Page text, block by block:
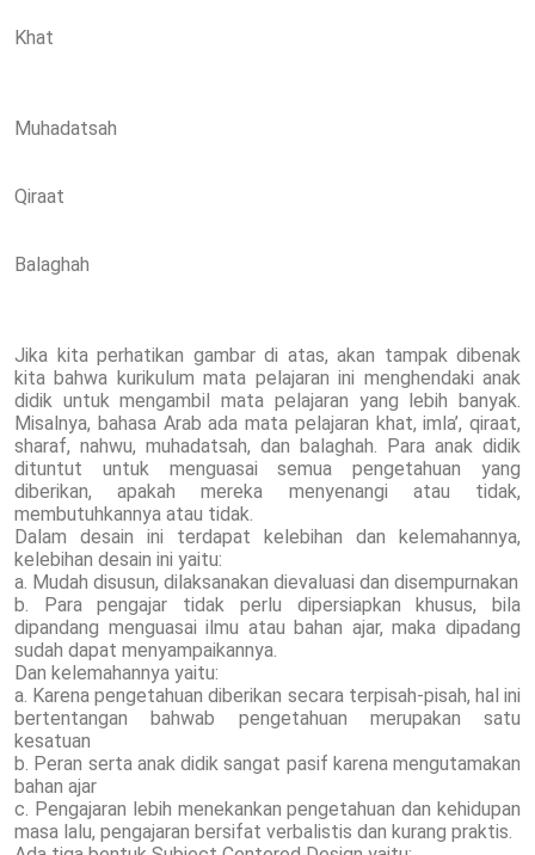
Khat
Muhadatsah
Qiraat
Balaghah
Jika kita perhatikan gambar di atas, akan tampak dibenak
kita bahwa kurikulum mata pelajaran ini menghendaki anak
didik untuk mengambil mata pelajaran yang lebih banyak.
Misalnya, bahasa Arab ada mata pelajaran khat, imla’, qiraat,
sharaf, nahwu, muhadatsah, dan balaghah. Para anak didik
dituntut untuk menguasai semua pengetahuan yang
diberikan, apakah mereka menyenangi atau tidak,
membutuhkannya atau tidak.
Dalam desain ini terdapat kelebihan dan kelemahannya,
kelebihan desain ini yaitu:
a. Mudah disusun, dilaksanakan dievaluasi dan disempurnakan
b. Para pengajar tidak perlu dipersiapkan khusus, bila
dipandang menguasai ilmu atau bahan ajar, maka dipadang
sudah dapat menyampaikannya.
Dan kelemahannya yaitu:
a. Karena pengetahuan diberikan secara terpisah-pisah, hal ini
bertentangan bahwab pengetahuan merupakan satu
kesatuan
b. Peran serta anak didik sangat pasif karena mengutamakan
bahan ajar
c. Pengajaran lebih menekankan pengetahuan dan kehidupan
masa lalu, pengajaran bersifat verbalistis dan kurang praktis.